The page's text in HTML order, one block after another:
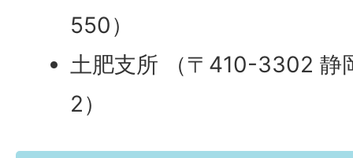
550）
土肥支所 （〒410-3302 静
2）